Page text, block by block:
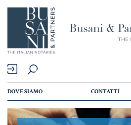
DOVE SIAMO CONTATTI
Compravendita e
COMPRAVENDITA
MUTUO